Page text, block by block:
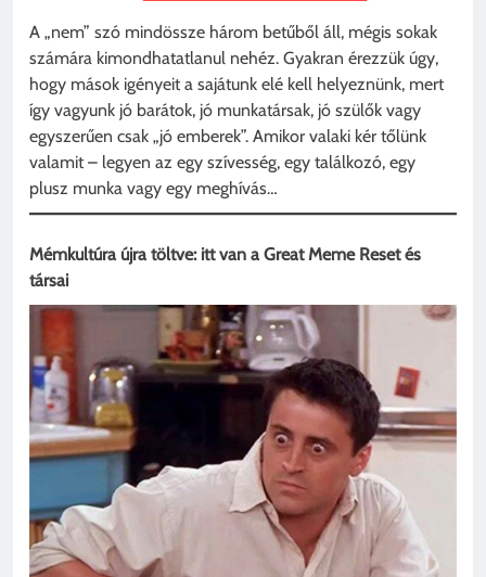
A „nem” szó mindössze három betűből áll, mégis sokak
számára kimondhatatlanul nehéz. Gyakran érezzük úgy,
hogy mások igényeit a sajátunk elé kell helyeznünk, mert
így vagyunk jó barátok, jó munkatársak, jó szülők vagy
egyszerűen csak „jó emberek”. Amikor valaki kér tőlünk
valamit – legyen az egy szívesség, egy találkozó, egy
plusz munka vagy egy meghívás…
Mémkultúra újra töltve: itt van a Great Meme Reset és
társai